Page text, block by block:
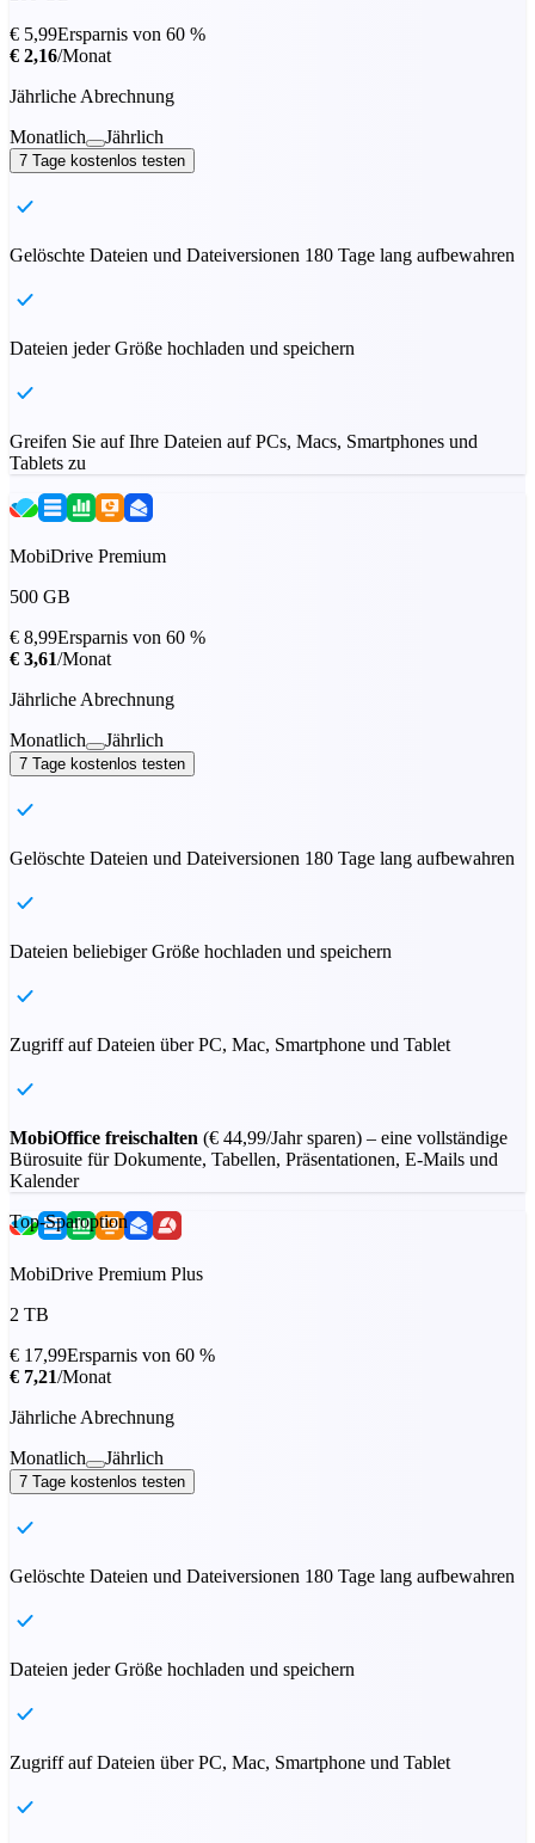
€ 5,99Ersparnis von 60 %
€ 2,16/Monat
Jährliche Abrechnung
Monatlich
Jährlich
7 Tage kostenlos testen
Gelöschte Dateien und Dateiversionen 180 Tage lang aufbewahren
Dateien jeder Größe hochladen und speichern
Greifen Sie auf Ihre Dateien auf PCs, Macs, Smartphones und
Tablets zu
MobiDrive Premium
500 GB
€ 8,99Ersparnis von 60 %
€ 3,61/Monat
Jährliche Abrechnung
Monatlich
Jährlich
7 Tage kostenlos testen
Gelöschte Dateien und Dateiversionen 180 Tage lang aufbewahren
Dateien beliebiger Größe hochladen und speichern
Zugriff auf Dateien über PC, Mac, Smartphone und Tablet
MobiOffice freischalten (€ 44,99/Jahr sparen) – eine vollständige
Bürosuite für Dokumente, Tabellen, Präsentationen, E-Mails und
Kalender
Top-Sparoption
MobiDrive Premium Plus
2 TB
€ 17,99Ersparnis von 60 %
€ 7,21/Monat
Jährliche Abrechnung
Monatlich
Jährlich
7 Tage kostenlos testen
Gelöschte Dateien und Dateiversionen 180 Tage lang aufbewahren
Dateien jeder Größe hochladen und speichern
Zugriff auf Dateien über PC, Mac, Smartphone und Tablet